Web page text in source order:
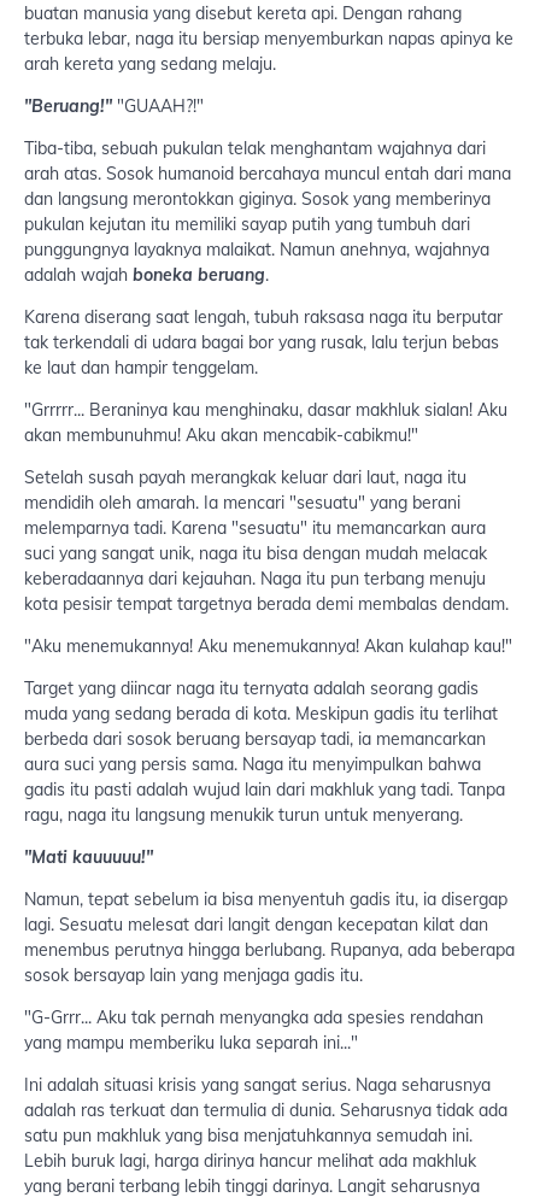
buatan manusia yang disebut kereta api. Dengan rahang
terbuka lebar, naga itu bersiap menyemburkan napas apinya ke
arah kereta yang sedang melaju.
"Beruang!" "GUAAH?!"
Tiba-tiba, sebuah pukulan telak menghantam wajahnya dari
arah atas. Sosok humanoid bercahaya muncul entah dari mana
dan langsung merontokkan giginya. Sosok yang memberinya
pukulan kejutan itu memiliki sayap putih yang tumbuh dari
punggungnya layaknya malaikat. Namun anehnya, wajahnya
adalah wajah boneka beruang.
Karena diserang saat lengah, tubuh raksasa naga itu berputar
tak terkendali di udara bagai bor yang rusak, lalu terjun bebas
ke laut dan hampir tenggelam.
"Grrrrr... Beraninya kau menghinaku, dasar makhluk sialan! Aku
akan membunuhmu! Aku akan mencabik-cabikmu!"
Setelah susah payah merangkak keluar dari laut, naga itu
mendidih oleh amarah. Ia mencari "sesuatu" yang berani
melemparnya tadi. Karena "sesuatu" itu memancarkan aura
suci yang sangat unik, naga itu bisa dengan mudah melacak
keberadaannya dari kejauhan. Naga itu pun terbang menuju
kota pesisir tempat targetnya berada demi membalas dendam.
"Aku menemukannya! Aku menemukannya! Akan kulahap kau!"
Target yang diincar naga itu ternyata adalah seorang gadis
muda yang sedang berada di kota. Meskipun gadis itu terlihat
berbeda dari sosok beruang bersayap tadi, ia memancarkan
aura suci yang persis sama. Naga itu menyimpulkan bahwa
gadis itu pasti adalah wujud lain dari makhluk yang tadi. Tanpa
ragu, naga itu langsung menukik turun untuk menyerang.
"Mati kauuuuu!"
Namun, tepat sebelum ia bisa menyentuh gadis itu, ia disergap
lagi. Sesuatu melesat dari langit dengan kecepatan kilat dan
menembus perutnya hingga berlubang. Rupanya, ada beberapa
sosok bersayap lain yang menjaga gadis itu.
"G-Grrr... Aku tak pernah menyangka ada spesies rendahan
yang mampu memberiku luka separah ini..."
Ini adalah situasi krisis yang sangat serius. Naga seharusnya
adalah ras terkuat dan termulia di dunia. Seharusnya tidak ada
satu pun makhluk yang bisa menjatuhkannya semudah ini.
Lebih buruk lagi, harga dirinya hancur melihat ada makhluk
yang berani terbang lebih tinggi darinya. Langit seharusnya